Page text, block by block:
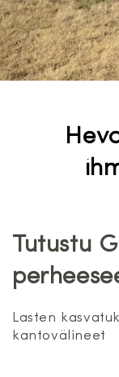
Tutustu
Lasten
kantovälineet